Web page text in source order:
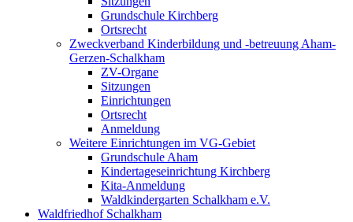
Grundschule Kirchberg
Ortsrecht
Zweckverband Kinderbildung und -betreuung Aham-
Gerzen-Schalkham
ZV-Organe
Sitzungen
Einrichtungen
Ortsrecht
Anmeldung
Weitere Einrichtungen im VG-Gebiet
Grundschule Aham
Kindertageseinrichtung Kirchberg
Kita-Anmeldung
Waldkindergarten Schalkham e.V.
Waldfriedhof Schalkham